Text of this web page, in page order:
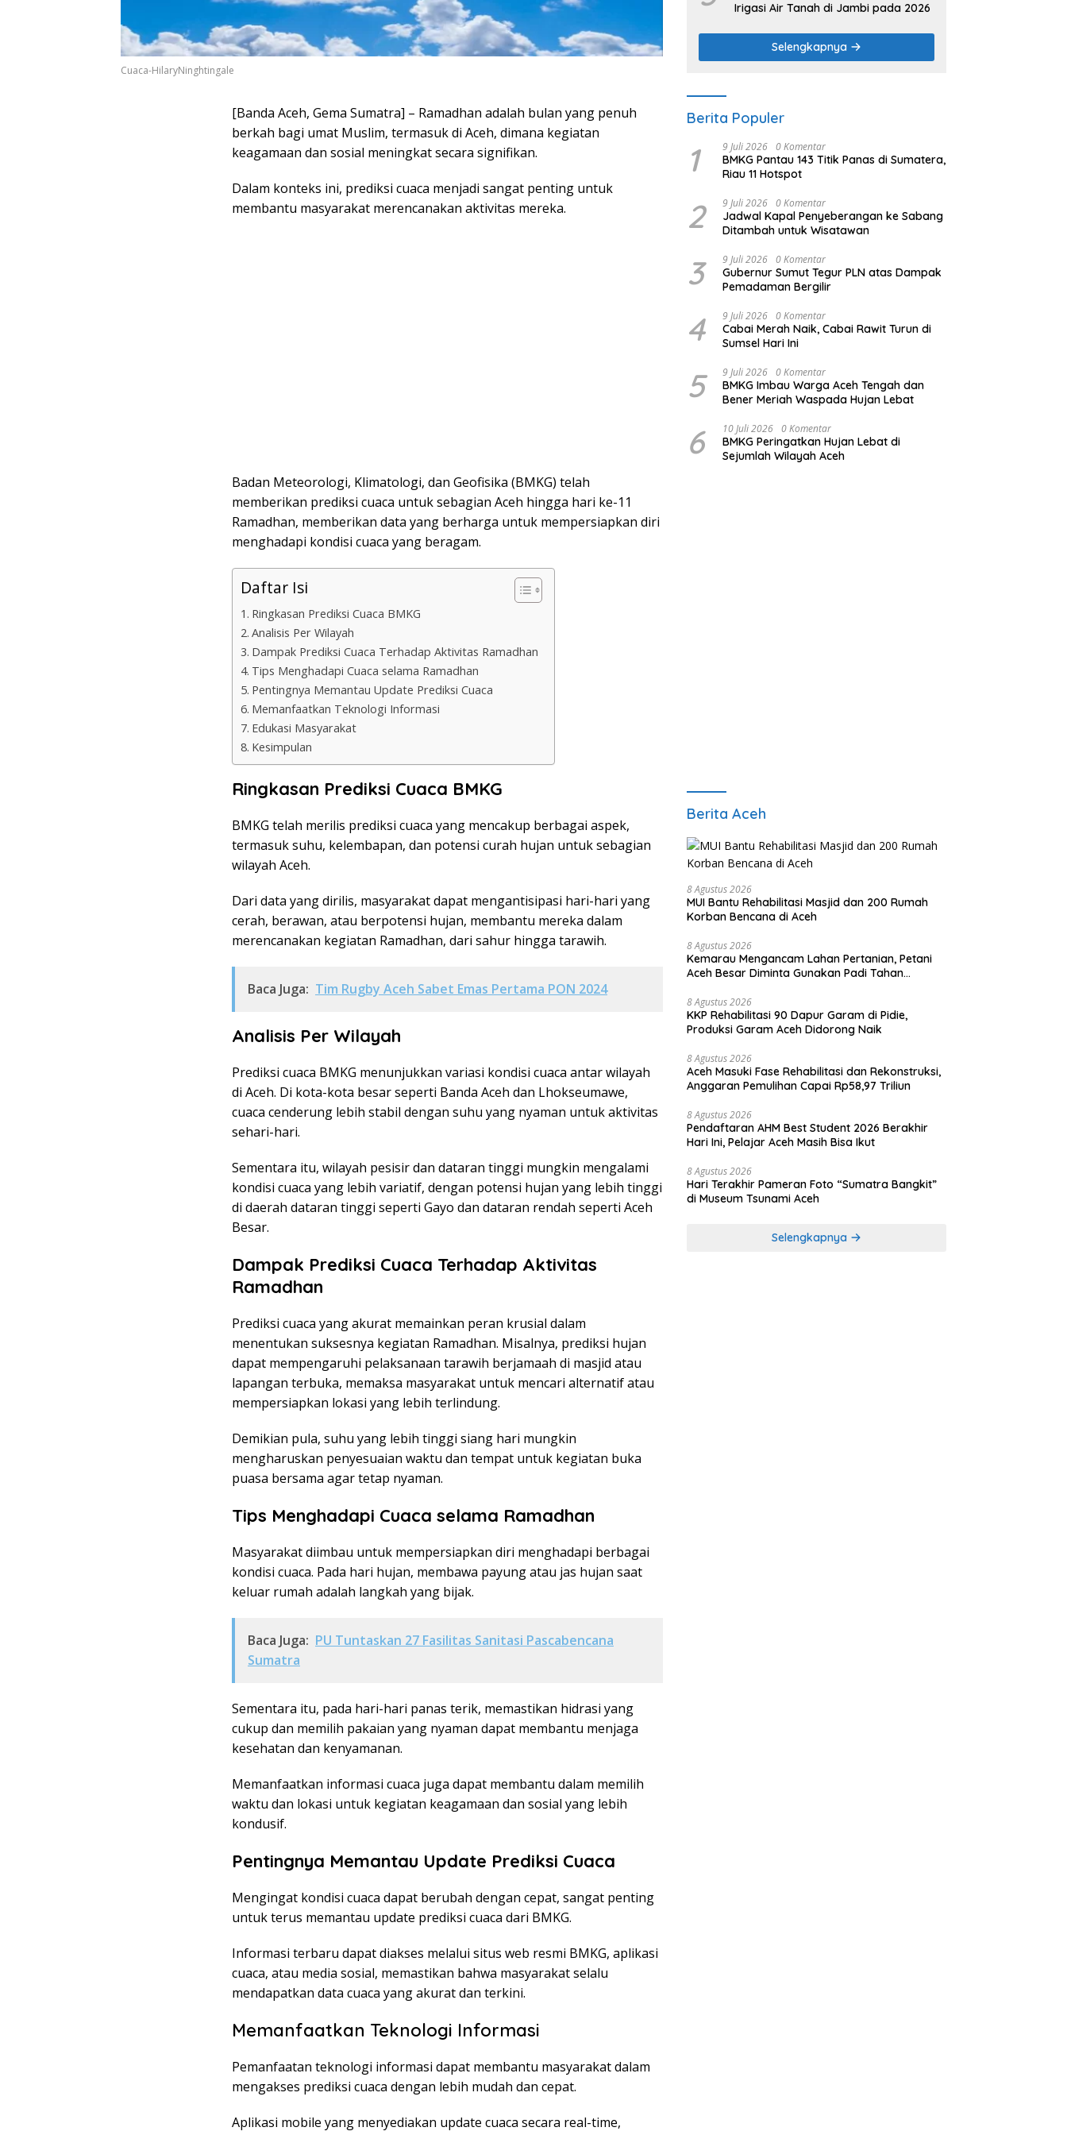
Cuaca-HilaryNinghtingale
[Banda Aceh, Gema Sumatra] – Ramadhan adalah bulan yang penuh
berkah bagi umat Muslim, termasuk di Aceh, dimana kegiatan
keagamaan dan sosial meningkat secara signifikan.
Dalam konteks ini, prediksi cuaca menjadi sangat penting untuk
membantu masyarakat merencanakan aktivitas mereka.
Badan Meteorologi, Klimatologi, dan Geofisika (BMKG) telah
memberikan prediksi cuaca untuk sebagian Aceh hingga hari ke-11
Ramadhan, memberikan data yang berharga untuk mempersiapkan diri
menghadapi kondisi cuaca yang beragam.
Daftar Isi
Ringkasan Prediksi Cuaca BMKG
Analisis Per Wilayah
Dampak Prediksi Cuaca Terhadap Aktivitas Ramadhan
Tips Menghadapi Cuaca selama Ramadhan
Pentingnya Memantau Update Prediksi Cuaca
Memanfaatkan Teknologi Informasi
Edukasi Masyarakat
Kesimpulan
Ringkasan Prediksi Cuaca BMKG
BMKG telah merilis prediksi cuaca yang mencakup berbagai aspek,
termasuk suhu, kelembapan, dan potensi curah hujan untuk sebagian
wilayah Aceh.
Dari data yang dirilis, masyarakat dapat mengantisipasi hari-hari yang
cerah, berawan, atau berpotensi hujan, membantu mereka dalam
merencanakan kegiatan Ramadhan, dari sahur hingga tarawih.
Baca Juga: Tim Rugby Aceh Sabet Emas Pertama PON 2024
Analisis Per Wilayah
Prediksi cuaca BMKG menunjukkan variasi kondisi cuaca antar wilayah
di Aceh. Di kota-kota besar seperti Banda Aceh dan Lhokseumawe,
cuaca cenderung lebih stabil dengan suhu yang nyaman untuk aktivitas
sehari-hari.
Sementara itu, wilayah pesisir dan dataran tinggi mungkin mengalami
kondisi cuaca yang lebih variatif, dengan potensi hujan yang lebih tinggi
di daerah dataran tinggi seperti Gayo dan dataran rendah seperti Aceh
Besar.
Dampak Prediksi Cuaca Terhadap Aktivitas
Ramadhan
Prediksi cuaca yang akurat memainkan peran krusial dalam
menentukan suksesnya kegiatan Ramadhan. Misalnya, prediksi hujan
dapat mempengaruhi pelaksanaan tarawih berjamaah di masjid atau
lapangan terbuka, memaksa masyarakat untuk mencari alternatif atau
mempersiapkan lokasi yang lebih terlindung.
Demikian pula, suhu yang lebih tinggi siang hari mungkin
mengharuskan penyesuaian waktu dan tempat untuk kegiatan buka
puasa bersama agar tetap nyaman.
Tips Menghadapi Cuaca selama Ramadhan
Masyarakat diimbau untuk mempersiapkan diri menghadapi berbagai
kondisi cuaca. Pada hari hujan, membawa payung atau jas hujan saat
keluar rumah adalah langkah yang bijak.
Baca Juga: PU Tuntaskan 27 Fasilitas Sanitasi Pascabencana
Sumatra
Sementara itu, pada hari-hari panas terik, memastikan hidrasi yang
cukup dan memilih pakaian yang nyaman dapat membantu menjaga
kesehatan dan kenyamanan.
Memanfaatkan informasi cuaca juga dapat membantu dalam memilih
waktu dan lokasi untuk kegiatan keagamaan dan sosial yang lebih
kondusif.
Pentingnya Memantau Update Prediksi Cuaca
Mengingat kondisi cuaca dapat berubah dengan cepat, sangat penting
untuk terus memantau update prediksi cuaca dari BMKG.
Informasi terbaru dapat diakses melalui situs web resmi BMKG, aplikasi
cuaca, atau media sosial, memastikan bahwa masyarakat selalu
mendapatkan data cuaca yang akurat dan terkini.
Memanfaatkan Teknologi Informasi
Pemanfaatan teknologi informasi dapat membantu masyarakat dalam
mengakses prediksi cuaca dengan lebih mudah dan cepat.
Aplikasi mobile yang menyediakan update cuaca secara real-time,
Irigasi Air Tanah di Jambi pada 2026
Selengkapnya
Berita Populer
1 9 Juli 2026 0 Komentar
BMKG Pantau 143 Titik Panas di Sumatera,
Riau 11 Hotspot
2 9 Juli 2026 0 Komentar
Jadwal Kapal Penyeberangan ke Sabang
Ditambah untuk Wisatawan
3 9 Juli 2026 0 Komentar
Gubernur Sumut Tegur PLN atas Dampak
Pemadaman Bergilir
4 9 Juli 2026 0 Komentar
Cabai Merah Naik, Cabai Rawit Turun di
Sumsel Hari Ini
5 9 Juli 2026 0 Komentar
BMKG Imbau Warga Aceh Tengah dan
Bener Meriah Waspada Hujan Lebat
6 10 Juli 2026 0 Komentar
BMKG Peringatkan Hujan Lebat di
Sejumlah Wilayah Aceh
Berita Aceh
8 Agustus 2026
MUI Bantu Rehabilitasi Masjid dan 200 Rumah
Korban Bencana di Aceh
8 Agustus 2026
Kemarau Mengancam Lahan Pertanian, Petani
Aceh Besar Diminta Gunakan Padi Tahan
8 Agustus 2026
KKP Rehabilitasi 90 Dapur Garam di Pidie,
Produksi Garam Aceh Didorong Naik
8 Agustus 2026
Aceh Masuki Fase Rehabilitasi dan Rekonstruksi,
Anggaran Pemulihan Capai Rp58,97 Triliun
8 Agustus 2026
Pendaftaran AHM Best Student 2026 Berakhir
Hari Ini, Pelajar Aceh Masih Bisa Ikut
8 Agustus 2026
Hari Terakhir Pameran Foto “Sumatra Bangkit”
di Museum Tsunami Aceh
Selengkapnya